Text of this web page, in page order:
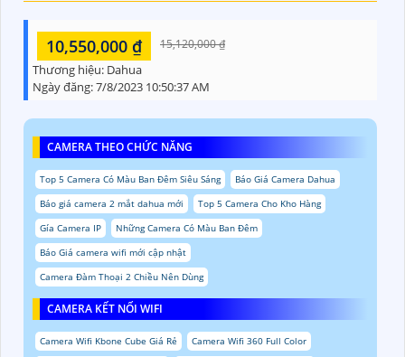
10,550,000 ₫ 15,120,000 ₫
Thương hiệu: Dahua
Ngày đăng:7/8/2023 10:50:37 AM
CAMERA THEO CHỨC NĂNG
Top 5 Camera Có Màu Ban Đêm Siêu Sáng
Báo Giá Camera Dahua
Báo giá camera 2 mắt dahua mới
Top 5 Camera Cho Kho Hàng
Gía Camera IP
Những Camera Có Màu Ban Đêm
Báo Giá camera wifi mới cập nhật
Camera Đàm Thoại 2 Chiều Nên Dùng
CAMERA KẾT NỐI WIFI
Camera Wifi Kbone Cube Giá Rẻ
Camera Wifi 360 Full Color